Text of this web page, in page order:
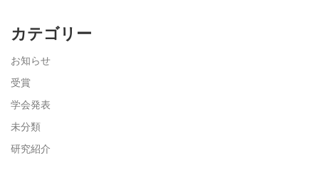
カテゴリー
お知らせ
受賞
学会発表
未分類
研究紹介